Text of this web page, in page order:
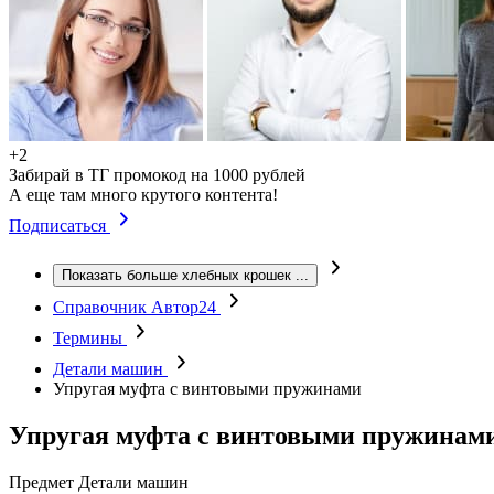
+2
Забирай в ТГ промокод на 1000 рублей
А еще там много крутого контента!
Подписаться
Показать больше хлебных крошек ...
Справочник Автор24
Термины
Детали машин
Упругая муфта с винтовыми пружинами
Упругая муфта с винтовыми
Предмет Детали машин